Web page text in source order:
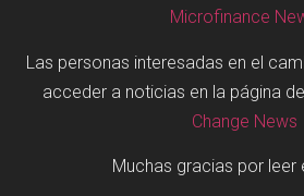
Microfinance
Las personas interesadas en el
acceder a noticias en la página
Change News
Muchas gracias por leer